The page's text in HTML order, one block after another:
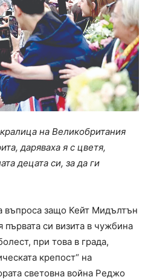
на Великобритания
даряваха я с цветя,
децата си, за да ги
въпроса защо Кейт Мидълтън
си визита в чужбина
при това в града,
крепост“ на
световна война Реджо